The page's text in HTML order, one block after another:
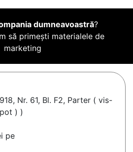
dumneavoastră?
să primești materialele de
marketing
Nr. 61, Bl. F2, Parter ( vis-
) )
pe